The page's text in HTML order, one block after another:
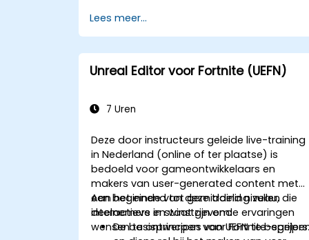
Padzoekalgoritmen zoals A*
implementeren voor spelnavigatie.
Reinforcement learning gebruiken om
adaptieve AI-gedragingen te
realiseren.
real-time gameomgevingen.
Lees meer...
Unreal Editor voor Fortnite (UEFN)
7 Uren
Deze door instructeurs geleide live-training
in Nederland (online of ter plaatse) is
bedoeld voor gameontwikkelaars en
makers van user-generated content met
een beginnend tot gemiddeld niveau, die
interactieve en winstgevende ervaringen
wensen te ontwerpen voor Fortnite-
Aan het einde van deze training zullen
deelnemers in staat zijn om:
De basisprincipes van UEFN te